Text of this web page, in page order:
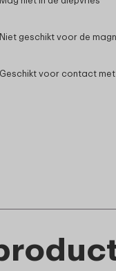
Niet geschikt voor de
Geschikt voor contact met